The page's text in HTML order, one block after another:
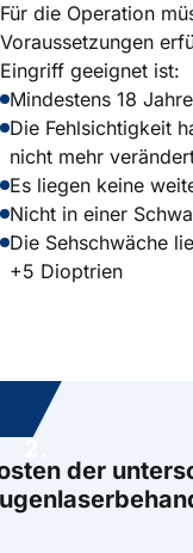
Für die Operation
Voraussetzungen
Eingriff geeignet ist:
Mindestens 18
Die Fehlsichtigkeit
nicht mehr
Es liegen keine
Nicht in einer
Die Sehschwäche
+5 Dioptrien
der